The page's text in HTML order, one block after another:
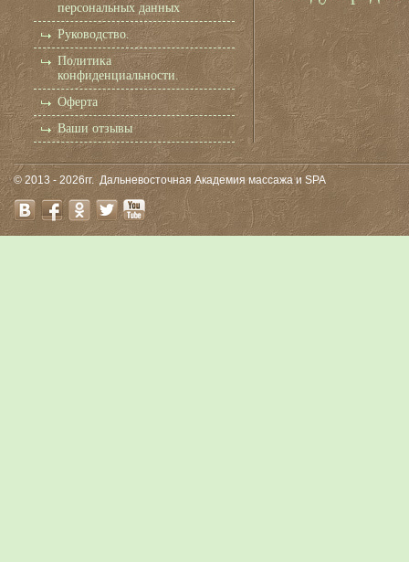
персональных данных
Руководство.
Политика
конфиденциальности.
Оферта
Ваши отзывы
© 2013 - 2026гг.Дальневосточная Академия массажа и SPA